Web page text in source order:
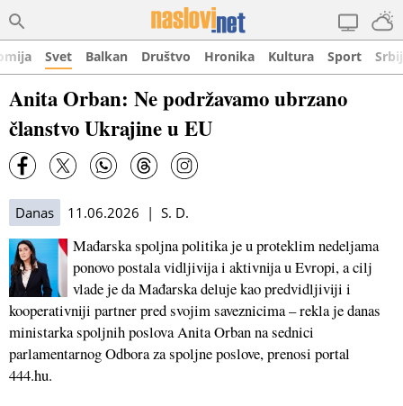
Svet Balkan Društvo Hronika Kultura Sport
Anita Orban: Ne podržavamo ubrzano
članstvo Ukrajine u EU
Danas 11.06.2026 | S. D.
Mađarska spoljna politika je u proteklim nedeljama
ponovo postala vidljivija i aktivnija u Evropi, a cilj
vlade je da Mađarska deluje kao predvidljiviji i
kooperativniji partner pred svojim saveznicima – rekla je danas
ministarka spoljnih poslova Anita Orban na sednici
parlamentarnog Odbora za spoljne poslove, prenosi portal
444.hu.